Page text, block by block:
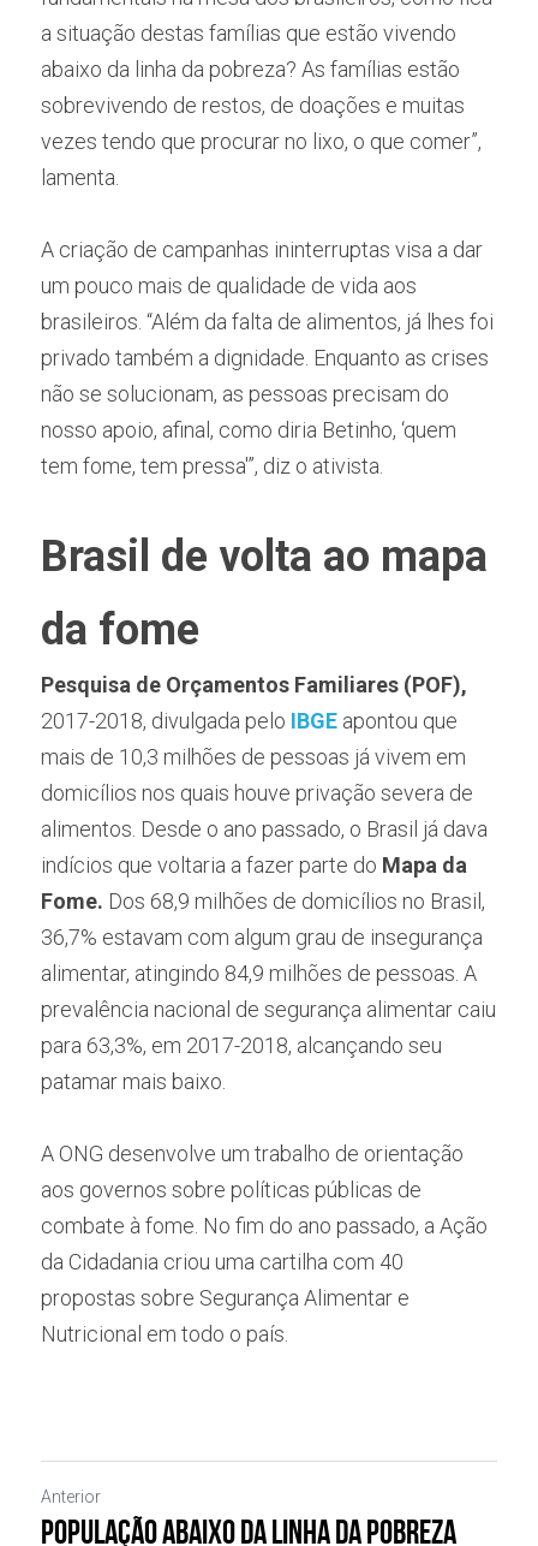
a situação destas famílias que estão vivendo
abaixo da linha da pobreza? As famílias estão
sobrevivendo de restos, de doações e muitas
vezes tendo que procurar no lixo, o que comer”,
lamenta.
A criação de campanhas ininterruptas visa a dar
um pouco mais de qualidade de vida aos
brasileiros. “Além da falta de alimentos, já lhes foi
privado também a dignidade. Enquanto as crises
não se solucionam, as pessoas precisam do
nosso apoio, afinal, como diria Betinho, ‘quem
tem fome, tem pressa'”, diz o ativista.
Brasil de volta ao mapa
da fome
Pesquisa de Orçamentos Familiares (POF),
2017-2018, divulgada pelo IBGE apontou que
mais de 10,3 milhões de pessoas já vivem em
domicílios nos quais houve privação severa de
alimentos. Desde o ano passado, o Brasil já dava
indícios que voltaria a fazer parte do Mapa da
Fome. Dos 68,9 milhões de domicílios no Brasil,
36,7% estavam com algum grau de insegurança
alimentar, atingindo 84,9 milhões de pessoas. A
prevalência nacional de segurança alimentar caiu
para 63,3%, em 2017-2018, alcançando seu
patamar mais baixo.
A ONG desenvolve um trabalho de orientação
aos governos sobre políticas públicas de
combate à fome. No fim do ano passado, a Ação
da Cidadania criou uma cartilha com 40
propostas sobre Segurança Alimentar e
Nutricional em todo o país.
Anterior
População abaixo da linha da pobreza